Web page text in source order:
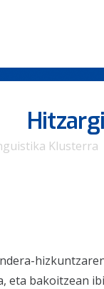
Klusterra
eta bakoitzean